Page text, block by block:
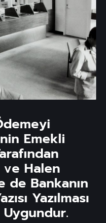
Emekli
ve Halen
de Bankanın
Yazılması